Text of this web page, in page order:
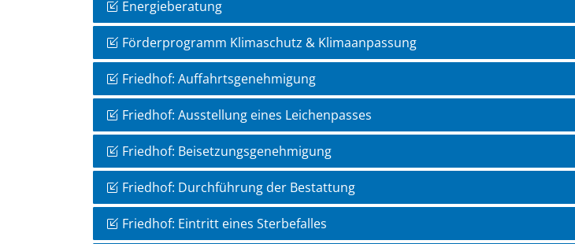
Energieberatung
Förderprogramm Klimaschutz & Klimaanpassung
Friedhof: Auffahrtsgenehmigung
Friedhof: Ausstellung eines Leichenpasses
Friedhof: Beisetzungsgenehmigung
Friedhof: Durchführung der Bestattung
Friedhof: Eintritt eines Sterbefalles